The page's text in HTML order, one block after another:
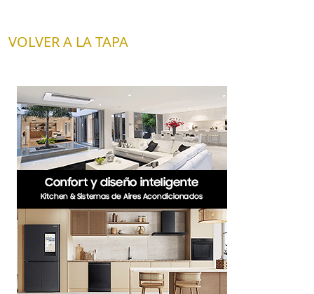
VOLVER A LA TAPA